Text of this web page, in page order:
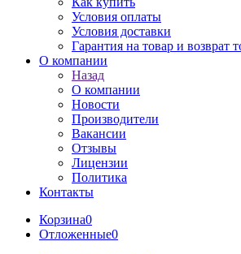
Условия оплаты
Условия доставки
Гарантия на товар и возврат
О компании
Назад
О компании
Новости
Производители
Вакансии
Отзывы
Лицензии
Политика
Контакты
Корзина0
Отложенные0